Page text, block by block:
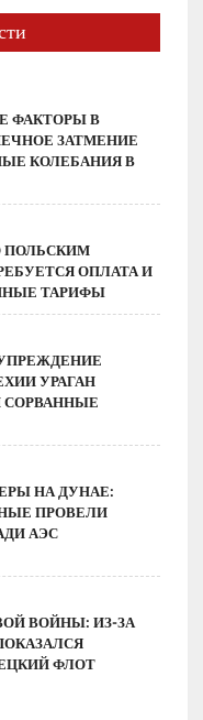
ФАКТОРЫ В
ЗАТМЕНИЕ
КОЛЕБАНИЯ В
ПОЛЬСКИМ
ОПЛАТА И
ТАРИФЫ
УРАГАН
СОРВАННЫЕ
НА ДУНАЕ:
ПРОВЕЛИ
АЭС
ВОЙНЫ: ИЗ-ЗА
ФЛОТ